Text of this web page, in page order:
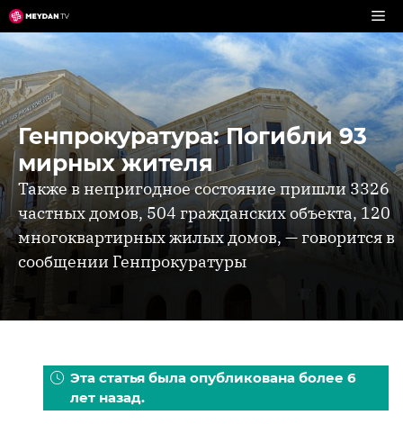
Перейти
к
содержимому
Генпрокуратура: Погибли 93
мирных жителя
Также в непригодное состояние пришли 3326
частных домов, 504 гражданских объекта, 120
многоквартирных жилых домов, — говорится в
сообщении Генпрокуратуры
Эта статья была опубликована более 6
лет назад.